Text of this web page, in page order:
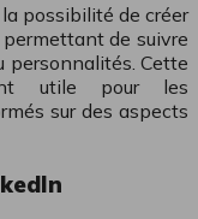
possibilité de créer
de suivre
personnalités. Cette
utile pour les
sur des aspects